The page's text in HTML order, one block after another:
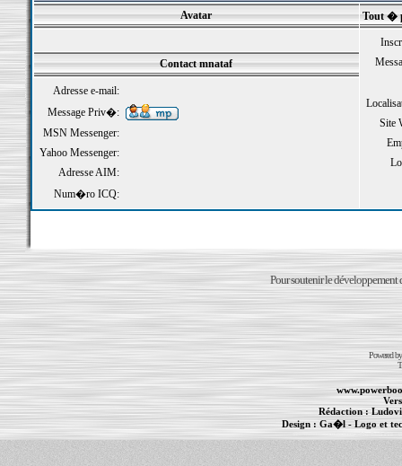
Avatar
Tout �
Site
Contact mnataf
Adresse e-mail:
Message Priv�:
MSN Messenger:
Yahoo Messenger:
Adresse AIM:
Num�ro ICQ:
Pour soutenir le développement
Powered
Rédaction :
Design : Ga�l- Logo et
MacBook Pro -